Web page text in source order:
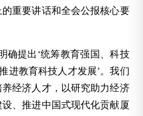
重要讲话和全会公报核心要
确提出‘统筹教育强国、科技
进教育科技人才发展’。我们
经济人才，以研究助力经济
、推进中国式现代化贡献厦